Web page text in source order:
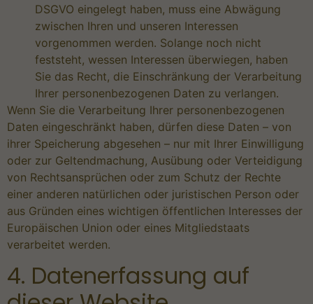
DSGVO eingelegt haben, muss eine Abwägung
zwischen Ihren und unseren Interessen
vorgenommen werden. Solange noch nicht
feststeht, wessen Interessen überwiegen, haben
Sie das Recht, die Einschränkung der Verarbeitung
Ihrer personenbezogenen Daten zu verlangen.
Wenn Sie die Verarbeitung Ihrer personenbezogenen
Daten eingeschränkt haben, dürfen diese Daten – von
ihrer Speicherung abgesehen – nur mit Ihrer Einwilligung
oder zur Geltendmachung, Ausübung oder Verteidigung
von Rechtsansprüchen oder zum Schutz der Rechte
einer anderen natürlichen oder juristischen Person oder
aus Gründen eines wichtigen öffentlichen Interesses der
Europäischen Union oder eines Mitgliedstaats
verarbeitet werden.
4. Datenerfassung auf